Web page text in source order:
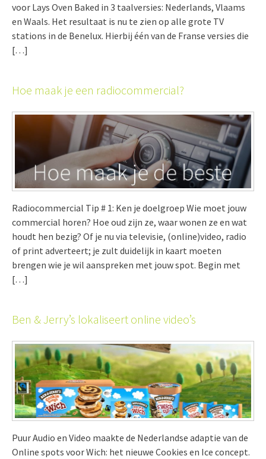
voor Lays Oven Baked in 3 taalversies: Nederlands, Vlaams
en Waals. Het resultaat is nu te zien op alle grote TV
stations in de Benelux. Hierbij één van de Franse versies die
[…]
Hoe maak je een radiocommercial?
Radiocommercial Tip # 1: Ken je doelgroep Wie moet jouw
commercial horen? Hoe oud zijn ze, waar wonen ze en wat
houdt hen bezig? Of je nu via televisie, (online)video, radio
of print adverteert; je zult duidelijk in kaart moeten
brengen wie je wil aanspreken met jouw spot. Begin met
[…]
Ben & Jerry’s lokaliseert online video’s
Puur Audio en Video maakte de Nederlandse adaptie van de
Online spots voor Wich: het nieuwe Cookies en Ice concept.